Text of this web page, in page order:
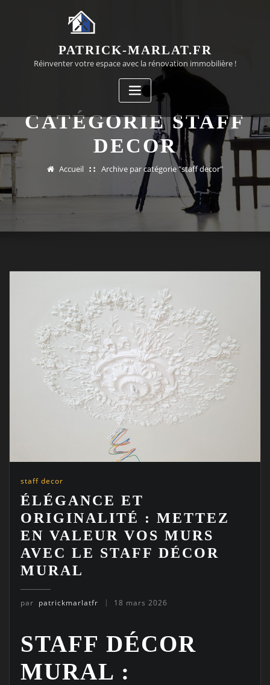
PATRICK-MARLAT.FR
Réinventer votre espace avec la rénovation immobilière !
CATÉGORIE STAFF
DECOR
Accueil Archive par catégorie "staff decor"
staff decor
ÉLÉGANCE ET
ORIGINALITÉ : METTEZ
EN VALEUR VOS MURS
AVEC LE STAFF DÉCOR
MURAL
par patrickmarlatfr 18 mars 2026
STAFF DÉCOR
MURAL :